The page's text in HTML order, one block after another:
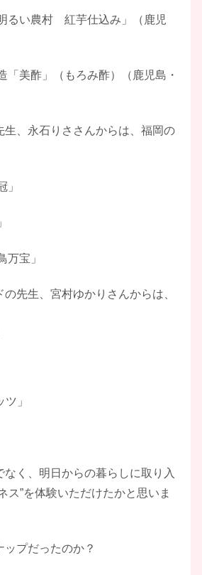
い農村 紅芋仕込み」（鹿児
美酢」（もろみ酢）（鹿児島・
生、永石りささんからは、福岡の
宝」
先生、宮村ゆかりさんからは、
」
なく、明日からの暮らしに取り入
ス”を体験いただけたかと思いま
プだったのか？